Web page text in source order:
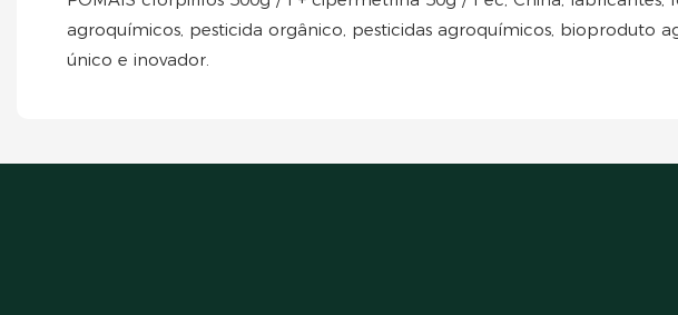
agroquímicos, pesticida orgânico, pesticidas agroquímicos, bioproduto
único e inovador.